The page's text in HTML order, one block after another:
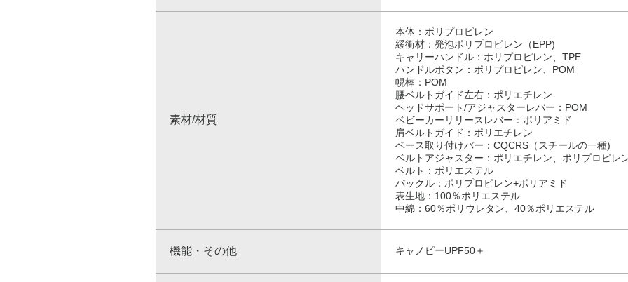
素材/材質
本体：ポリプロピレン
緩衝材：発泡ポリプロピレン（EPP)
キャリーハンドル：ホリプロピレン、TPE
ハンドルボタン：ポリプロピレン、POM
幌棒：POM
腰ベルトガイド左右：ポリエチレン
ヘッドサポート/アジャスターレバー：POM
ベビーカーリリースレバー：ポリアミド
肩ベルトガイド：ポリエチレン
ベース取り付けバー：CQCRS（スチールの一種)
ベルトアジャスター：ポリエチレン、ポリプロピレ
ベルト：ポリエステル
バックル：ポリプロピレン+ポリアミド
表生地：100％ポリエステル
中綿：60％ポリウレタン、40％ポリエステル
機能・その他 キャノピーUPF50＋